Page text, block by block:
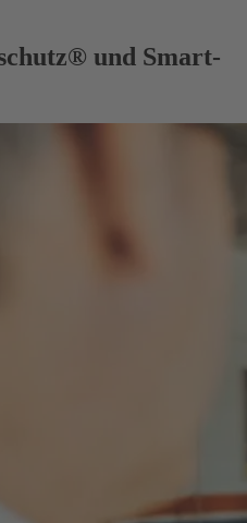
und Smart-